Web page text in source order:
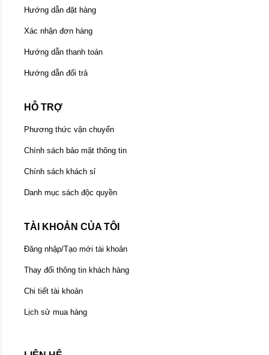
Hướng dẫn đặt hàng
Xác nhận đơn hàng
Hướng dẫn thanh toán
Hướng dẫn đổi trả
HỖ TRỢ
Phương thức vận chuyển
Chính sách bảo mật thông tin
Chính sách khách sỉ
Danh mục sách độc quyền
TÀI KHOẢN CỦA TÔI
Đăng nhập/Tạo mới tài khoản
Thay đổi thông tin khách hàng
Chi tiết tài khoản
Lịch sử mua hàng